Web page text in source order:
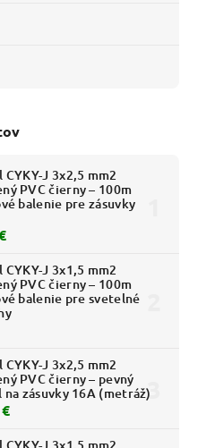
CYKY-J 3x2,5 mm2
PVC čierny – 100m
balenie pre zásuvky
CYKY-J 3x1,5 mm2
PVC čierny – 100m
balenie pre svetelné
CYKY-J 3x2,5 mm2
PVC čierny – pevný
na zásuvky 16A (metráž)